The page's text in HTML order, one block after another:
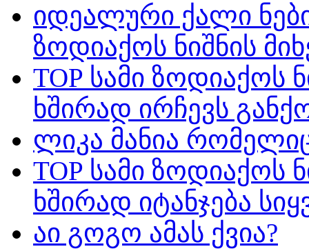
იდეალური ქალი
ზოდიაქოს ნიშნის
TOP სამი ზოდიაქოს
ხშირად ირჩევს
ლიკა მანია
TOP სამი ზოდიაქოს
ხშირად იტანჯება
აი გოგო ამას ქვია?